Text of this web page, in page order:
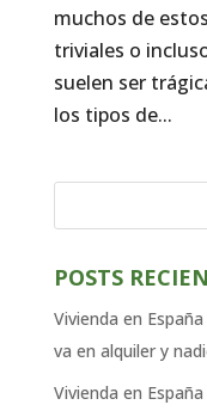
muchos de
triviales o
suelen ser
los tipos de...
POSTS
Vivienda en
va en alquiler y
Vivienda en